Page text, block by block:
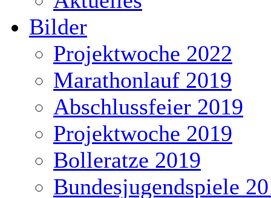
Bilder
Projektwoche 2022
Marathonlauf 2019
Abschlussfeier 2019
Projektwoche 2019
Bolleratze 2019
Bundesjugendspiele